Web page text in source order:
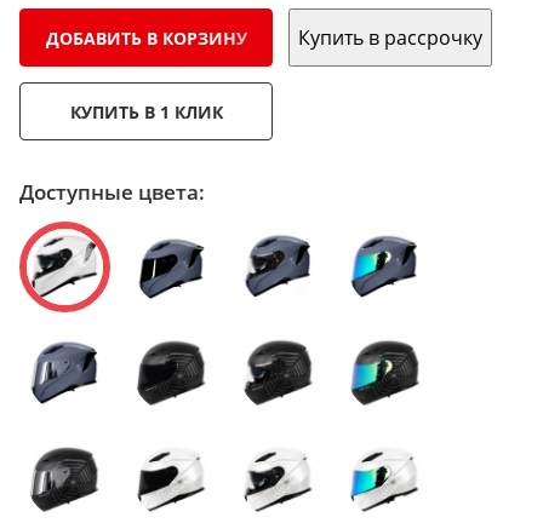
ДОБАВИТЬ В КОРЗИНУ Купить в рассрочку
КУПИТЬ В 1 КЛИК
Доступные цвета: